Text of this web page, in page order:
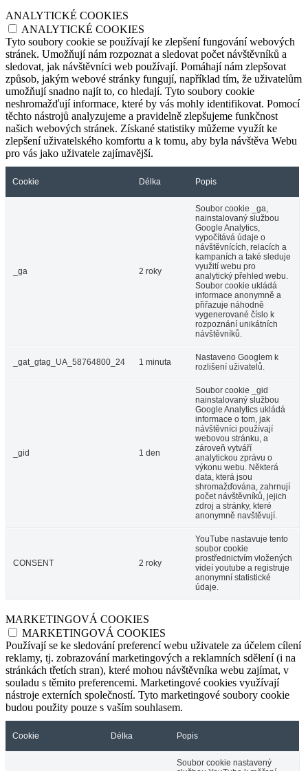
ANALYTICKÉ COOKIES
ANALYTICKÉ COOKIES
Tyto soubory cookie se používají ke zlepšení fungování webových
stránek. Umožňují nám rozpoznat a sledovat počet návštěvníků a
sledovat, jak návštěvníci web používají. Pomáhají nám zlepšovat
způsob, jakým webové stránky fungují, například tím, že uživatelům
umožňují snadno najít to, co hledají. Tyto soubory cookie
neshromažďují informace, které by vás mohly identifikovat. Pomocí
těchto nástrojů analyzujeme a pravidelně zlepšujeme funkčnost
našich webových stránek. Získané statistiky můžeme využít ke
zlepšení uživatelského komfortu a k tomu, aby byla návštěva Webu
pro vás jako uživatele zajímavější.
Cookie Délka Popis
_ga 2 roky
Soubor cookie _ga,
nainstalovaný službou
Google Analytics,
vypočítává údaje o
návštěvnících, relacích a
kampaních a také sleduje
využití webu pro
analytický přehled webu.
Soubor cookie ukládá
informace anonymně a
přiřazuje náhodně
vygenerované číslo k
rozpoznání unikátních
návštěvníků.
_gat_gtag_UA_58764800_24 1 minuta
Nastaveno Googlem k
rozlišení uživatelů.
_gid 1 den
Soubor cookie _gid
nainstalovaný službou
Google Analytics ukládá
informace o tom, jak
návštěvníci používají
webovou stránku, a
zároveň vytváří
analytickou zprávu o
výkonu webu. Některá
data, která jsou
shromažďována, zahrnují
počet návštěvníků, jejich
zdroj a stránky, které
anonymně navštěvují.
CONSENT 2 roky
YouTube nastavuje tento
soubor cookie
prostřednictvím vložených
videí youtube a registruje
anonymní statistické
údaje.
MARKETINGOVÁ COOKIES
MARKETINGOVÁ COOKIES
Používají se ke sledování preferencí webu uživatele za účelem cílení
reklamy, tj. zobrazování marketingových a reklamních sdělení (i na
stránkách třetích stran), které mohou návštěvníka webu zajímat, v
souladu s těmito preferencemi. Marketingové cookies využívají
nástroje externích společností. Tyto marketingové soubory cookie
budou použity pouze s vaším souhlasem.
Cookie Délka Popis
Soubor cookie nastavený